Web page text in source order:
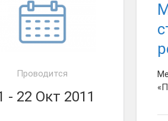
Проводится
- 22 Окт 2011